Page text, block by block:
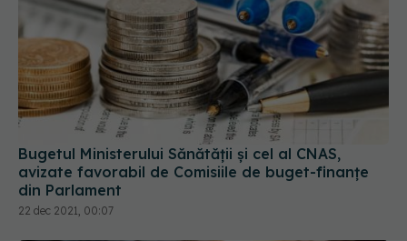
Bugetul Ministerului Sănătății și cel al CNAS,
avizate favorabil de Comisiile de buget-finanțe
din Parlament
22 dec 2021, 00:07